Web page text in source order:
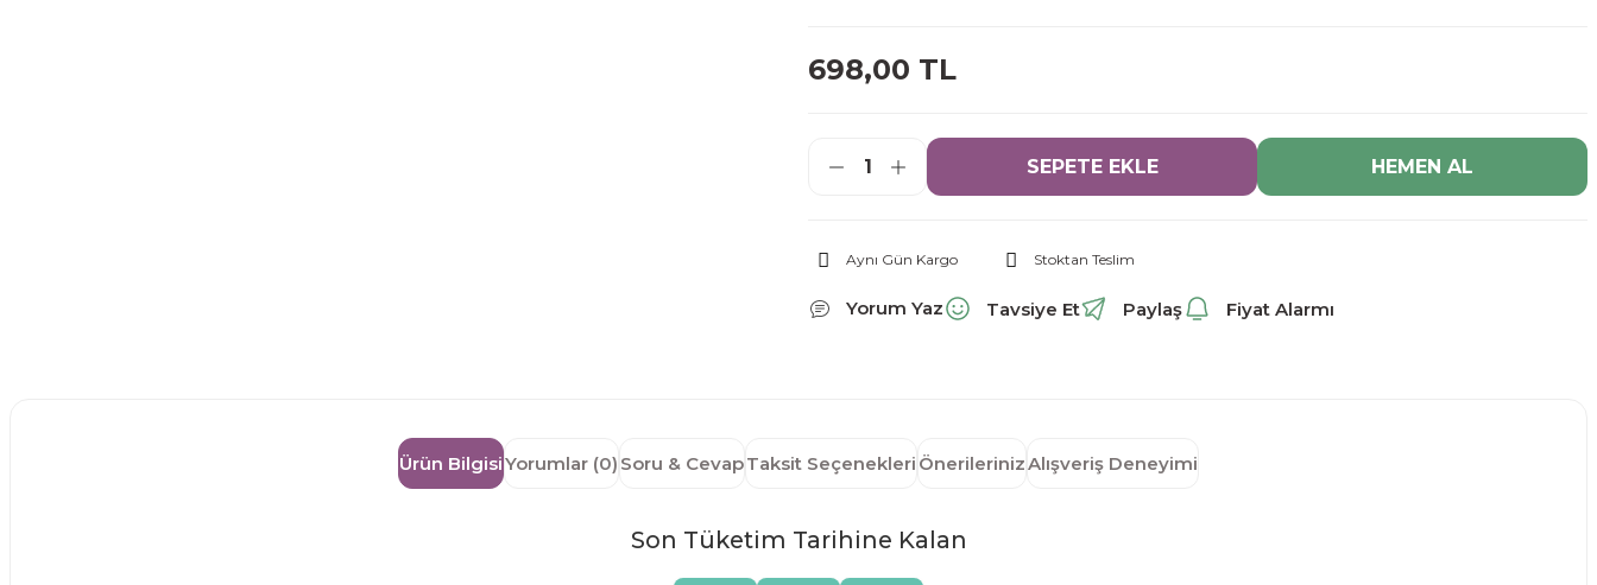
698,00 TL
SEPETE EKLE HEMEN AL
Aynı Gün Kargo Stoktan Teslim
Yorum Yaz Tavsiye Et Paylaş Fiyat Alarmı
Ürün BilgisiYorumlar (0) Soru & CevapTaksit Seçenekleri ÖnerilerinizAlışveriş Deneyimi
Son Tüketim Tarihine Kalan